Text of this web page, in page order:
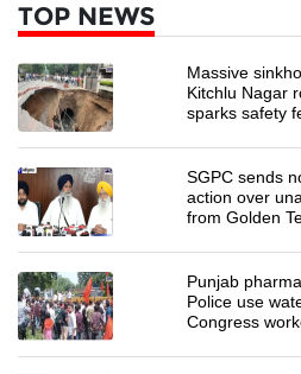
TOP NEWS
Massive
Kitchlu Nagar
sparks safety
SGPC sends
action over
from Golden
Punjab
Police use
Congress